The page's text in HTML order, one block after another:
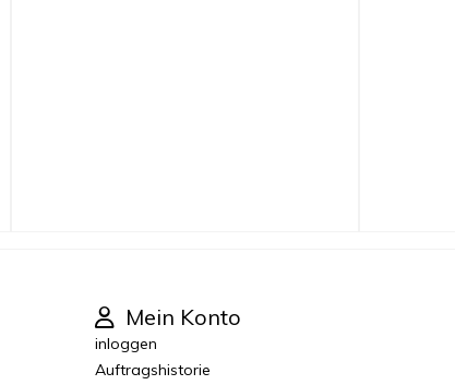
Mein Konto
inloggen
Auftragshistorie